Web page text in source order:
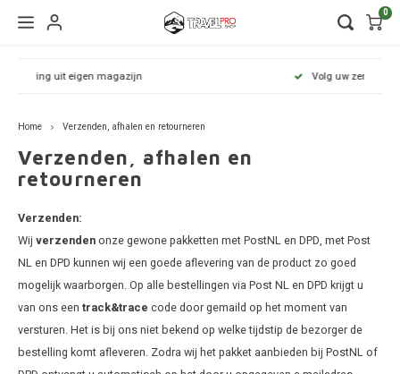
Hoofdmenu / vervoer
Dakdragers
Audi
Dakkoffers
Rekken
Trekhaakkoffers
Trekhaaktent
Hoofdmenu / tassen
Wandelrugzakken
Drinkrugtassen
Duffels
Duffel
Kinderdragers
Laptoptassen
Thule
Hoofdmenu / fietsen
Fietsendragers
Fietskar accessoires
Fietstassen
Fietszitjes
Hoofdmenu / wintersport
Skibox
Skitassen
Snowboardtassen
Hoofdmenu / watersport
Sup dragers
Kajak en kanodragers
Hoofdmenu / onderdelen
Dakdrager onderdelen
Fietsendrager onderdelen
Sleutels en slotjes
Frameklemmen
0
Volg uw zending met track & trace
Home Verzenden, afhalen en retourneren
Verzenden, afhalen en
retourneren
Verzenden:
Wij verzendenonze gewone pakketten met PostNL en DPD, met Post
NL en DPD kunnen wij een goede aflevering van de product zo goed
mogelijk waarborgen. Op alle bestellingen via Post NL en DPD krijgt u
van ons een track&trace code door gemaild op het moment van
versturen. Het is bij ons niet bekend op welke tijdstip de bezorger de
bestelling komt afleveren. Zodra wij het pakket aanbieden bij PostNL of